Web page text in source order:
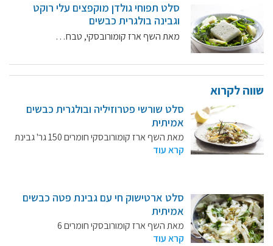
אתר מקצועי לאנשי המקצוע
מאמרים על חלב
מידעונים
מחקרים
מתכונים
סלט תפוחי גולדן מוקפצים עלי רוקט
וגבינה בולגרית כבשים
מאת השף ארז קומורובסקי, טבח…
שווה לקרוא
סלט שורשי פטרוזיליה ובולגרית כבשים
אמיתית
מאת השף ארז קומורובסקי חומרים 150 גר' גבינת
פטה כבשים אמיתית…
קרא עוד
סלט ארטישוק חי עם גבינת פטה כבשים
אמיתית
מאת השף ארז קומורובסקי חומרים 6
ארטישוקים צעירים וטריים 150 גר' גבינת…
קרא עוד